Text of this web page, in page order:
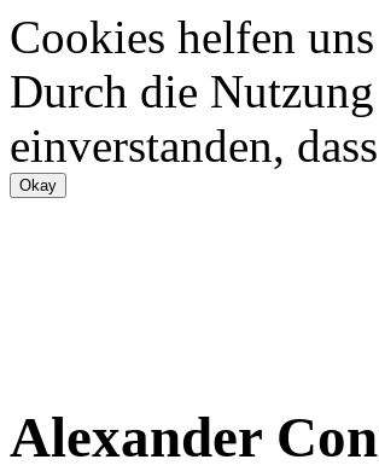
Cookies helfen
Durch die
einverstanden,
Alexander